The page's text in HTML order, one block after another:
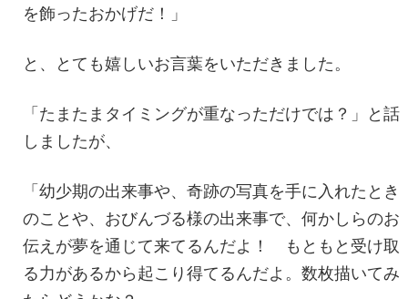
を飾ったおかげだ！」
と、とても嬉しいお言葉をいただきました。
「たまたまタイミングが重なっただけでは？」と話
しましたが、
「幼少期の出来事や、奇跡の写真を手に入れたとき
のことや、おびんづる様の出来事で、何かしらのお
伝えが夢を通じて来てるんだよ！ もともと受け取
る力があるから起こり得てるんだよ。数枚描いてみ